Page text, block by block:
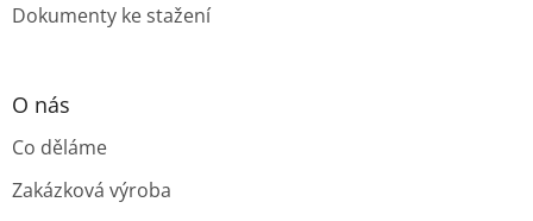
Dokumenty ke stažení
O nás
Co děláme
Zakázková výroba